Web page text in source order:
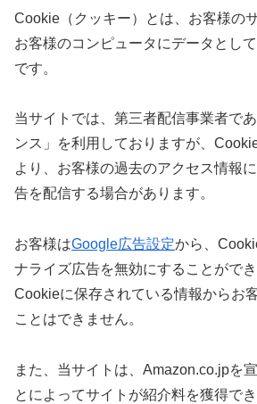
Cookie（クッキー）とは、お客様の
お客様のコンピュータにデータとし
です。
当サイトでは、第三者配信事業者で
ンス」を利用しておりますが、
より、お客様の過去のアクセス情報
告を配信する場合があります。
お客様はGoogle広告設定から、
ナライズ広告を無効にすることができ
Cookieに保存されている情報からお
ことはできません。
また、当サイトは、Amazon.co.jpを
とによってサイトが紹介料を獲得で